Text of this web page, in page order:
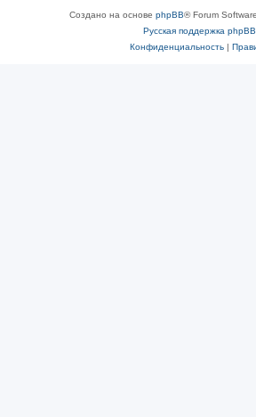
Создано на основе phpBB® Forum
Русская поддержка phpBB
Конфиденциальность|